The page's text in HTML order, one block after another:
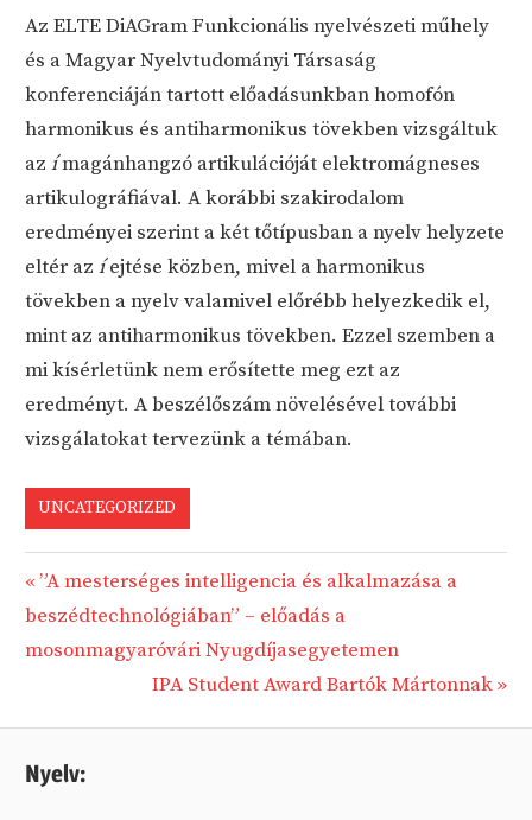
Az ELTE DiAGram Funkcionális nyelvészeti műhely
és a Magyar Nyelvtudományi Társaság
konferenciáján tartott előadásunkban homofón
harmonikus és antiharmonikus tövekben vizsgáltuk
azímagánhangzó artikulációját elektromágneses
artikulográfiával. A korábbi szakirodalom
eredményei szerint a két tőtípusban a nyelv helyzete
eltér azíejtése közben, mivel a harmonikus
tövekben a nyelv valamivel előrébb helyezkedik el,
mint az antiharmonikus tövekben. Ezzel szemben a
mi kísérletünk nem erősítette meg ezt az
eredményt. A beszélőszám növelésével további
vizsgálatokat tervezünk a témában.
UNCATEGORIZED
Bejegyzés
navigáció
Previous
Post:
”A mesterséges intelligencia és alkalmazása a
beszédtechnológiában” – előadás a
mosonmagyaróvári Nyugdíjasegyetemen
Next
IPA Student Award Bartók Mártonnak
Nyelv: